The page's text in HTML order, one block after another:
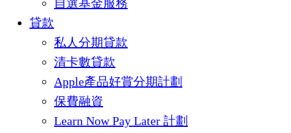
自選基金服務
貸款
私人分期貸款
清卡數貸款
Apple產品好賞分期計劃
保費融資
Learn Now Pay Later 計劃